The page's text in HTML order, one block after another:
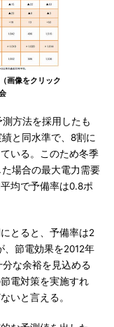
画像をクリック
方法を採用したも
と同水準で、8割に
いる。このため冬季
場合の最大電力需要
均で予備率は0.8ポ
とると、予備率は2
、節電効果を2012年
な余裕を見込める
電対策を実施すれ
いと言える。